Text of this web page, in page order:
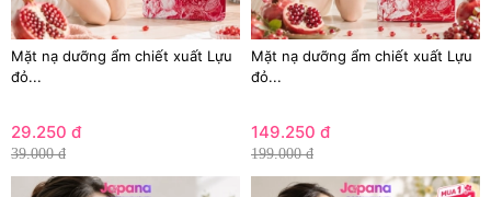
Mặt nạ dưỡng ẩm chiết xuất Lựu
đỏ...
29.250 đ
39.000 đ
Mặt nạ dưỡng ẩm chiết xuất Lựu
đỏ...
149.250 đ
199.000 đ